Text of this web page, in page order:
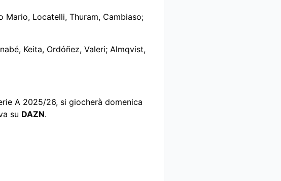
Mario, Locatelli, Thuram, Cambiaso;
Keita, Ordóñez, Valeri; Almqvist,
A 2025/26, si giocherà domenica
su DAZN.